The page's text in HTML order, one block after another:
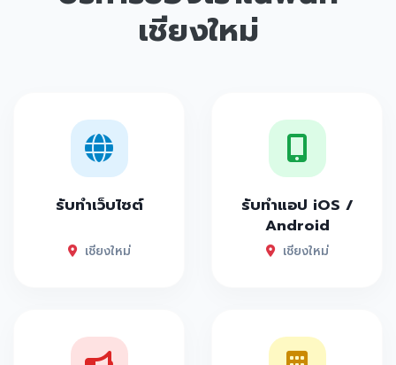
เชียงใหม่
รับทำเว็บไซต์
เชียงใหม่
รับทำแอป iOS /
Android
เชียงใหม่